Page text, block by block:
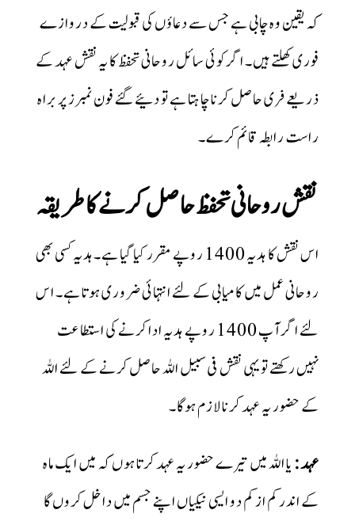
کہ یقین وہ چابی ہے جس سے دعاؤں کی قبولیت کے دروازے
فوری کھلتے ہیں۔ اگر کوئی سائل روحانی تحفظ کا یہ نقش عہد کے
ذریعے فری حاصل کرنا چاہتا ہے تو دئیے گئے فون نمبرز پر براہ
راست رابطہ قائم کرے۔
نقش روحانی تحفظ حاصل کرنے کا طریقہ
اس نقش کا ہدیہ 1400 روپے مقرر کیا گیا ہے۔ہدیہ کسی بھی
روحانی عمل میں کامیابی کے لئے انتہائی ضروری ہوتا ہے۔ اس
لئے اگر آپ 1400 روپے ہدیہ ادا کرنے کی استطاعت
نہیں رکھتے تویہی نقش فی سبیل اللہ حاصل کرنے کے لئے اللہ
کے حضور یہ عہد کرنا لازم ہوگا۔
عہد:یا اللہ میں تیرے حضور یہ عہد کرتا ہوں کہ میں ایک ماہ
کے اندر کم از کم دو ایسی نیکیاں اپنے جسم میں داخل کروں گا